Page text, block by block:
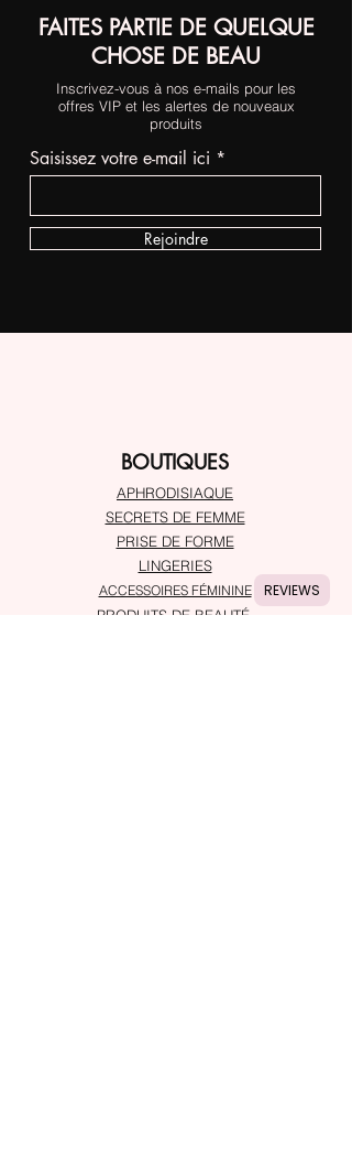
FAITES PARTIE DE QUELQUE
CHOSE DE BEAU
Inscrivez-vous à nos e-mails pour les
offres VIP et les alertes de nouveaux
produits
Saisissez votre e-mail ici
Rejoindre
BOUTIQUES
APHRODISIAQUE
SECRETS DE FEMME
PRISE DE FORME
LINGERIES
ACCESSOIRES FÉMININE
PRODUITS DE BEAUTÉ
REVIEWS